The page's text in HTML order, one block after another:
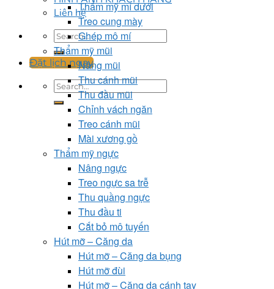
Liên hệ
Đặt lịch ngay
Thẩm mỹ mí dưới
Treo cung mày
Ghép mô mí
Thẩm mỹ mũi
Nâng mũi
Thu cánh mũi
Thu đầu mũi
Chỉnh vách ngăn
Treo cánh mũi
Mài xương gồ
Thẩm mỹ ngực
Nâng ngực
Treo ngực sa trễ
Thu quầng ngực
Thu đầu ti
Cắt bỏ mô tuyến
Hút mỡ – Căng da
Hút mỡ – Căng da bụng
Hút mỡ đùi
Hút mỡ – Căng da cánh tay